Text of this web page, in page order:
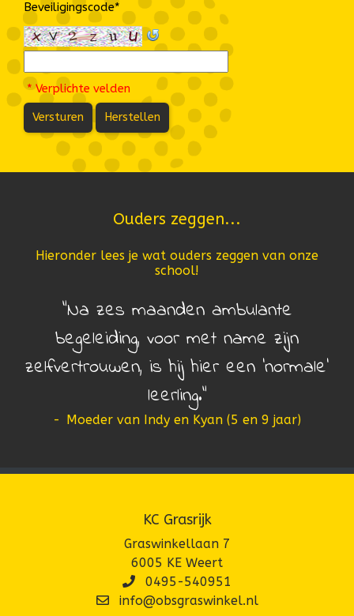
Beveiligingscode*
* Verplichte velden
Versturen Herstellen
Ouders zeggen...
Hieronder lees je wat ouders zeggen van onze
school!
Na zes maanden ambulante
begeleiding, voor met name zijn
zelfvertrouwen, is hij hier een 'normale'
leerling.
- Moeder van Indy en Kyan (5 en 9 jaar)
KC Grasrijk
Graswinkellaan 7
6005 KE Weert
0495-540951
info@obsgraswinkel.nl